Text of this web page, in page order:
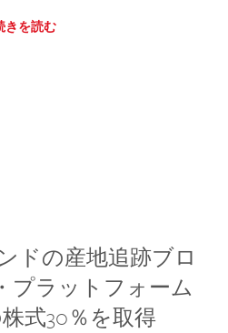
きを読む
ドの産地追跡ブロ
プラットフォーム
株式30％を取得